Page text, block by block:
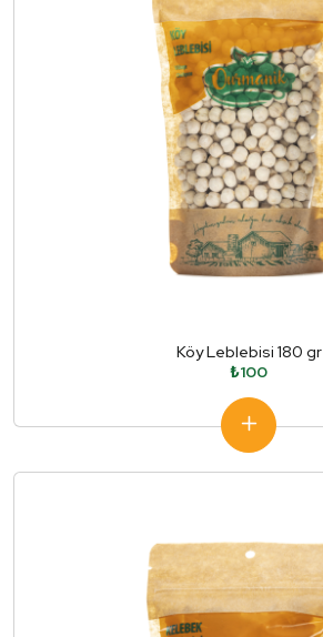
Köy Leblebisi 180 gr
₺100